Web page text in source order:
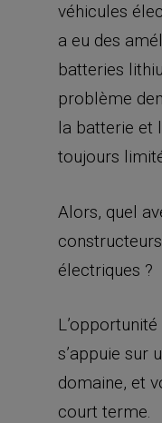
véhicules
a eu des
batteries
problème
la batterie et
toujours
Alors, quel
électriques ?
s’appuie sur
domaine, et
court terme.